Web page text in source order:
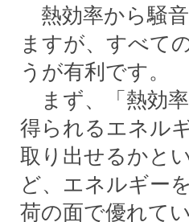
熱効率から騒
ますが、すべて
うが有利です。
まず、「熱効
得られるエネル
取り出せるかと
ど、エネルギー
荷の面で優れてい